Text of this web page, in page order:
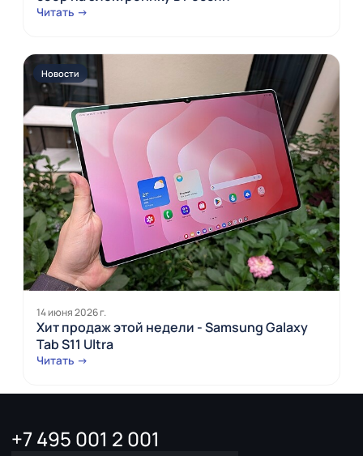
Читать →
Новости
14 июня 2026 г.
Хит продаж этой недели - Samsung Galaxy
Tab S11 Ultra
Читать →
+7 495 001 2 001